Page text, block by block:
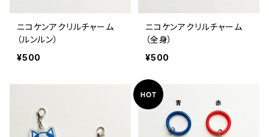
ニコケンアクリルチャーム
（ルンルン）
¥500
ニコケンアクリルチャーム
（全身）
¥500